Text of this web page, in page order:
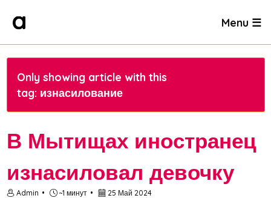
Menu ☰
Only showing article with this
tag: изнасилование
В Мытищах иностранец
изнасиловал девочку
Admin ~1 минут 25 Май 2024